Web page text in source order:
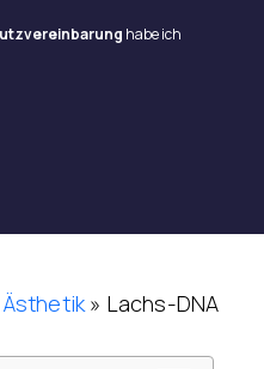
habe ich
» Lachs-DNA